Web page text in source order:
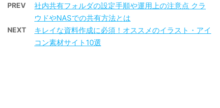
PREV
社内共有フォルダの設定手順や運用上の注意点 クラ
ウドやNASでの共有方法とは
NEXT
キレイな資料作成に必須！オススメのイラスト・アイ
コン素材サイト10選